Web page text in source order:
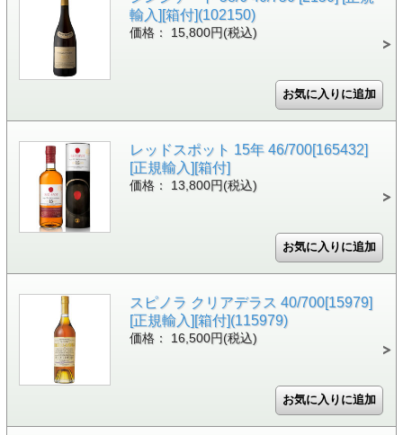
輸入][箱付](102150)
価格： 15,800円(税込)
レッドスポット 15年 46/700[165432]
[正規輸入][箱付]
価格： 13,800円(税込)
スピノラ クリアデラス 40/700[15979]
[正規輸入][箱付](115979)
価格： 16,500円(税込)